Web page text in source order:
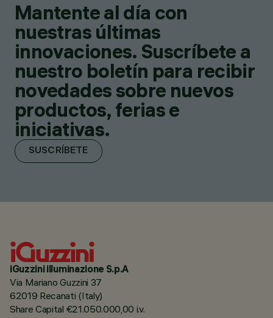
Mantente al día con
nuestras últimas
innovaciones. Suscríbete a
nuestro boletín para recibir
novedades sobre nuevos
productos, ferias e
iniciativas.
SUSCRÍBETE
iGuzzini illuminazione S.p.A
Via Mariano Guzzini 37
62019 Recanati (Italy)
Share Capital €21.050.000,00 i.v.